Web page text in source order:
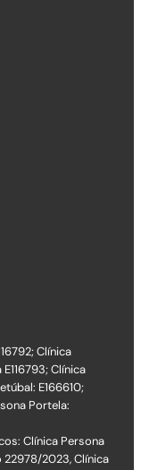
Clínica
Clínica
E166610;
Portela:
Clínica Persona
2023, Clínica